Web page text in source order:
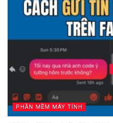
PHẦN MỀM MÁY TÍNH